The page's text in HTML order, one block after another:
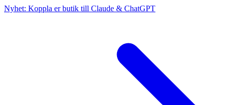
Nyhet: Koppla er butik till Claude & ChatGPT